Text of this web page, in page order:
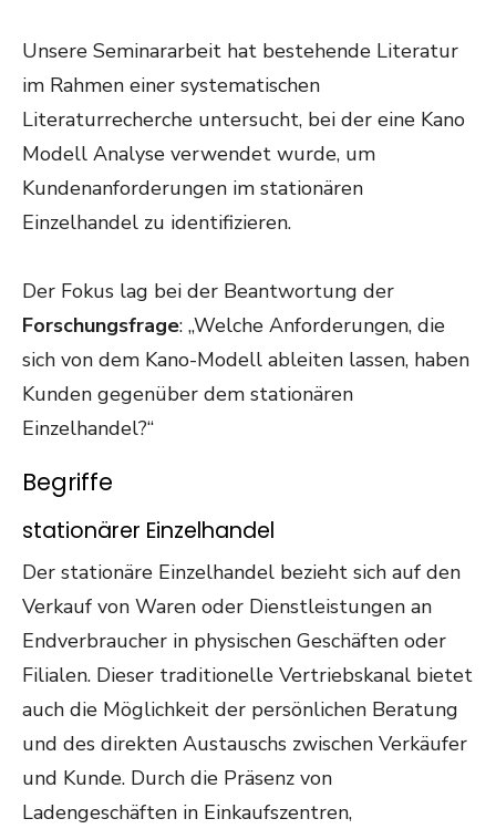
Unsere Seminararbeit hat bestehende Literatur
im Rahmen einer systematischen
Literaturrecherche untersucht, bei der eine Kano
Modell Analyse verwendet wurde, um
Kundenanforderungen im stationären
Einzelhandel zu identifizieren.
Der Fokus lag bei der Beantwortung der
Forschungsfrage: „Welche Anforderungen, die
sich von dem Kano-Modell ableiten lassen, haben
Kunden gegenüber dem stationären
Einzelhandel?“
Begriffe
stationärer Einzelhandel
Der stationäre Einzelhandel bezieht sich auf den
Verkauf von Waren oder Dienstleistungen an
Endverbraucher in physischen Geschäften oder
Filialen. Dieser traditionelle Vertriebskanal bietet
auch die Möglichkeit der persönlichen Beratung
und des direkten Austauschs zwischen Verkäufer
und Kunde. Durch die Präsenz von
Ladengeschäften in Einkaufszentren,